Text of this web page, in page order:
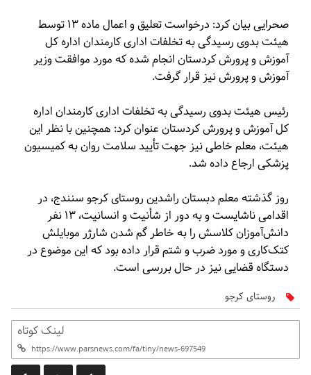
صحرایی بیان کرد: درخواست تعلیق و اعمال ماده ۱۳ توسط
هیئت بدوی رسیدگی به تخلفات اداری کارمندان اداره کل
آموزش و پرورش کردستان انجام شده که مورد موافقت وزیر
آموزش و پرورش نیز قرار گرفت.
رئیس هیئت بدوی رسیدگی به تخلفات اداری کارمندان اداره
کل آموزش و پرورش کردستان عنوان کرد: همچنین با نظر این
هیئت، معلم خاطی نیز جهت تأیید سلامت روان به کمیسیون
پزشکی ارجاع داده شد.
روز گذشته معلم دبستان راشدین روستای کرجو سنندج، در
اقدامی ناشایست و به دور از شأنیت و انسانیت، ۱۳ نفر
دانش‌آموزان کلاسش را به خاطر گم شدن شارژر موبایلش
کتک‌کاری و مورد ضرب و شتم قرار داده بود که این موضوع در
دستگاه قضایی نیز در حال بررسی است.
روستای کرجو
لینک کوتاه